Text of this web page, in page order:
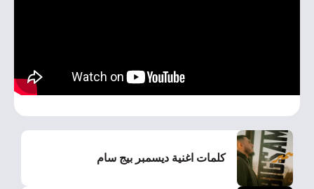
كلمات اغنية ديسمبر بيج سام